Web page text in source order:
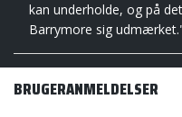
kan underholde, og på
Barrymore sig
BRUGERANMELDELSER